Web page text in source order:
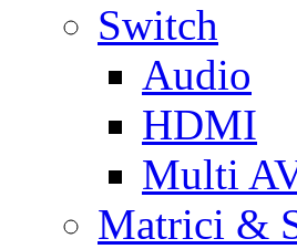
Switch
Audio
HDMI
Multi
Matrici &